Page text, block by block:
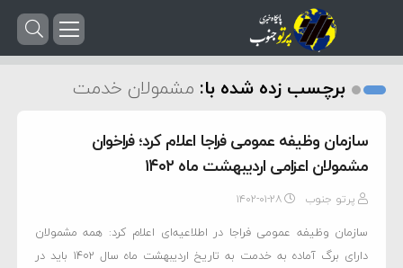
برچسب زده شده با: مشمولان خدمت
سازمان وظیفه عمومی فراجا اعلام کرد؛ فراخوان
مشمولان اعزامی اردیبهشت ماه ۱۴۰۲
پرتو جنوب ۱۴۰۲-۰۱-۲۸
سازمان وظیفه عمومی فراجا در اطلاعیه‌ای اعلام کرد: همه مشمولان
دارای برگ آماده به خدمت به تاریخ اردیبهشت ماه سال ۱۴۰۲ باید در